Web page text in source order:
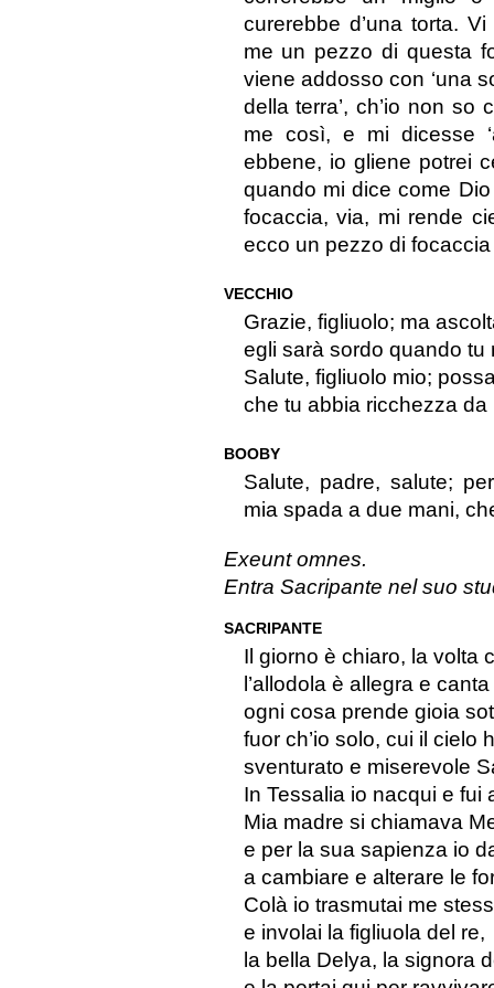
curerebbe d’una torta.
me un pezzo di questa
viene addosso con ‘una
della terra’, ch’io non so
me così, e mi dicesse
ebbene, io gliene potrei
quando mi dice come Dio
focaccia, via, mi rende
ecco un pezzo di
VECCHIO
Grazie, figliuolo; ma
egli sarà sordo quando tu
Salute, figliuolo mio;
che tu abbia ricchezza da
BOOBY
Salute, padre, salute;
mia spada a due mani,
Exeunt omnes.
Entra Sacripante nel suo
SACRIPANTE
Il giorno è chiaro, la volta
l’allodola è allegra e
ogni cosa prende gioia
fuor ch’io solo, cui il cielo
sventurato e miserevole
In Tessalia io nacqui e fui
Mia madre si chiamava
e per la sua sapienza io
a cambiare e alterare le
Colà io trasmutai me
e involai la figliuola del re,
la bella Delya, la signora